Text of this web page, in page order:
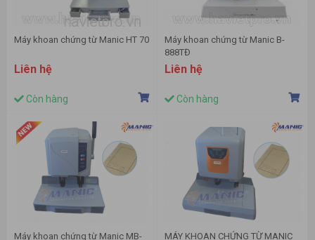
Máy khoan chứng từ Manic HT 70
Liên hệ
Còn hàng
Máy khoan chứng từ Manic B-
888TĐ
Liên hệ
Còn hàng
Máy khoan chứng từ Manic MB-
MÁY KHOAN CHỨNG TỪ MANIC